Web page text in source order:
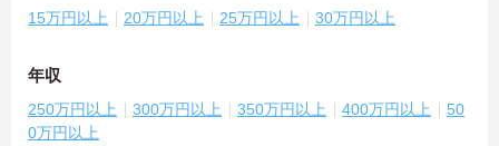
15万円以上 20万円以上 25万円以上 30万円以上
年収
250万円以上 300万円以上 350万円以上 400万円以上
50
0万円以上